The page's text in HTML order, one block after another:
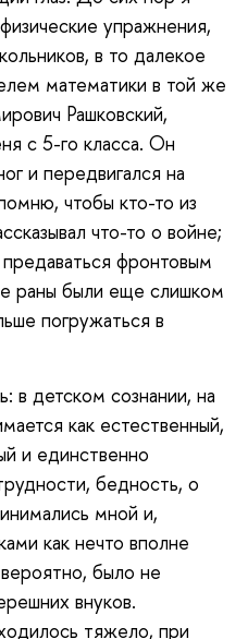
упражнения,
в то далекое
математики в той же
Рашковский,
с 5-го класса. Он
и передвигался на
чтобы кто-то из
что-то о войне;
фронтовым
раны были еще слишком
погружаться в
в детском сознании, на
как естественный,
и единственно
бедность, о
мной и,
как нечто вполне
было не
внуков.
тяжело, при